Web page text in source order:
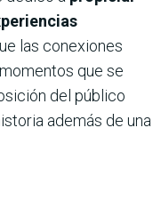
las conexiones
momentos que se
del público
además de una